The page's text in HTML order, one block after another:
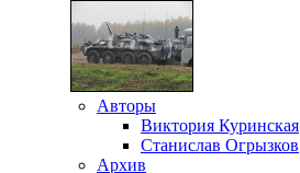
Авторы
Виктория Куринская
Станислав Огрызков
Архив